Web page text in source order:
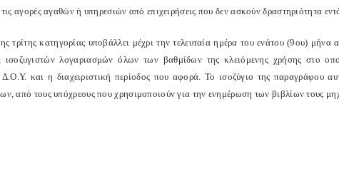
αγορές αγαθών ή υπηρεσιών από επιχειρήσεις που δεν ασκούν δραστηριότητα
τρίτης κατηγορίας υποβάλλει μέχρι την τελευταία ημέρα του ενάτου (9ου) μήνα
λογαριασμών όλων των βαθμίδων της κλειόμενης χρήσης στο
και η διαχειριστική περίοδος που αφορά. Το ισοζύγιο της παραγράφου
από τους υπόχρεους που χρησιμοποιούν για την ενημέρωση των βιβλίων τους